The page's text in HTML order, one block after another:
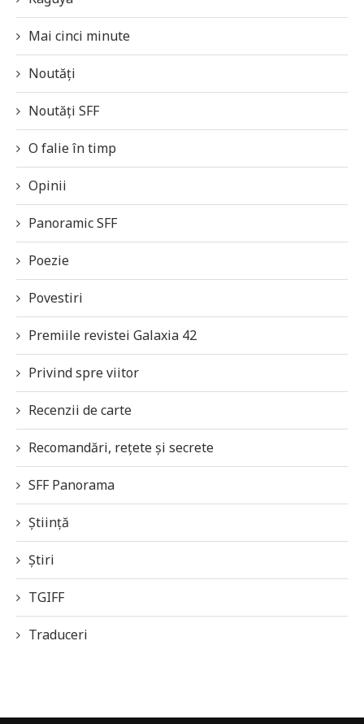
Mai cinci minute
Noutăți
Noutăți SFF
O falie în timp
Opinii
Panoramic SFF
Poezie
Povestiri
Premiile revistei Galaxia 42
Privind spre viitor
Recenzii de carte
Recomandări, rețete și secrete
SFF Panorama
Știință
Știri
TGIFF
Traduceri